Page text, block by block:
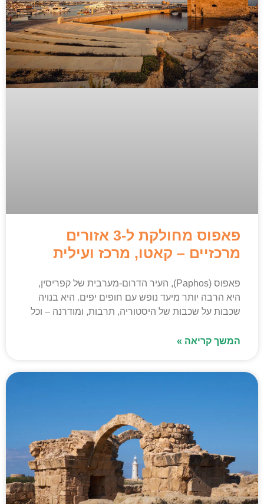
פאפוס מחולקת ל-3 אזורים
מרכזיים – קאטו, מרכז ועילית
פאפוס (Paphos), העיר הדרום-מערבית של קפריסין,
היא הרבה יותר מיעד נופש עם חופים יפים. היא בנויה
שכבות על שכבות של היסטוריה, תרבות, ומודרנה – וכל
המשך קריאה »